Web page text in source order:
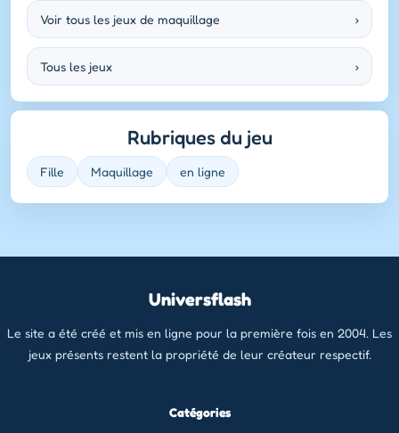
Voir tous les jeux de maquillage ›
Tous les jeux ›
Rubriques du jeu
Fille Maquillage en ligne
Universflash
Le site a été créé et mis en ligne pour la première fois en 2004. Les
jeux présents restent la propriété de leur créateur respectif.
Catégories